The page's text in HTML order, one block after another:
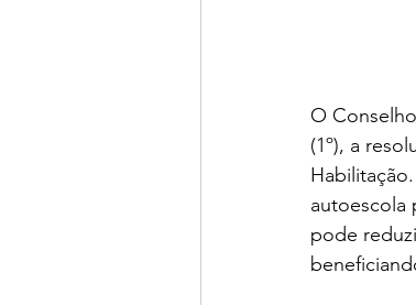
O
(1º), a
autoescola
pode